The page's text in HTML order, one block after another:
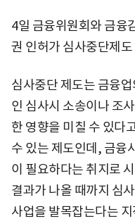
4일 금융위원회와 금융
권 인허가 심사중단제
심사중단 제도는 금융
인 심사시 소송이나 조
한 영향을 미칠 수 있다
수 있는 제도인데, 금융
이 필요하다는 취지로
결과가 나올 때까지 심
사업을 발목잡는다는